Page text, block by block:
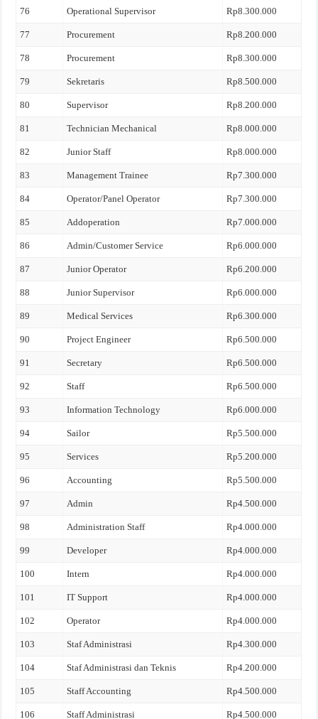
76 Operational Supervisor Rp8.300.000
77 Procurement Rp8.200.000
78 Procurement Rp8.300.000
79 Sekretaris Rp8.500.000
80 Supervisor Rp8.200.000
81 Technician Mechanical Rp8.000.000
82 Junior Staff Rp8.000.000
83 Management Trainee Rp7.300.000
84 Operator/Panel Operator Rp7.300.000
85 Addoperation Rp7.000.000
86 Admin/Customer Service Rp6.000.000
87 Junior Operator Rp6.200.000
88 Junior Supervisor Rp6.000.000
89 Medical Services Rp6.300.000
90 Project Engineer Rp6.500.000
91 Secretary Rp6.500.000
92 Staff Rp6.500.000
93 Information Technology Rp6.000.000
94 Sailor Rp5.500.000
95 Services Rp5.200.000
96 Accounting Rp5.500.000
97 Admin Rp4.500.000
98 Administration Staff Rp4.000.000
99 Developer Rp4.000.000
100 Intern Rp4.000.000
101 IT Support Rp4.000.000
102 Operator Rp4.000.000
103 Staf Administrasi Rp4.300.000
104 Staf Administrasi dan Teknis Rp4.200.000
105 Staff Accounting Rp4.500.000
106 Staff Administrasi Rp4.500.000